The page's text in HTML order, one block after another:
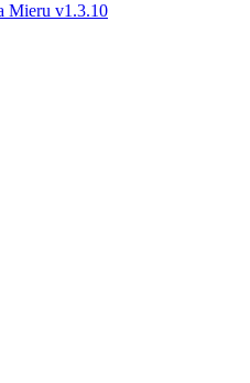
Mieru v1.3.10